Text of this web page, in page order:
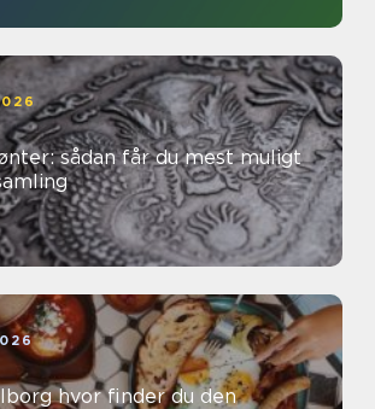
sådan får du mest muligt
du den